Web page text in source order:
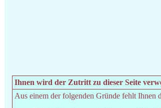
Ihnen wird der Zutritt zu dieser Seite
Aus einem der folgenden Gründe fehlt Ihnen